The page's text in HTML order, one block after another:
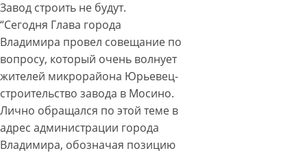
Завод строить не будут.
“Сегодня Глава города
Владимира провел совещание по
вопросу, который очень волнует
жителей микрорайона Юрьевец-
строительство завода в Мосино.
Лично обращался по этой теме в
адрес администрации города
Владимира, обозначая позицию